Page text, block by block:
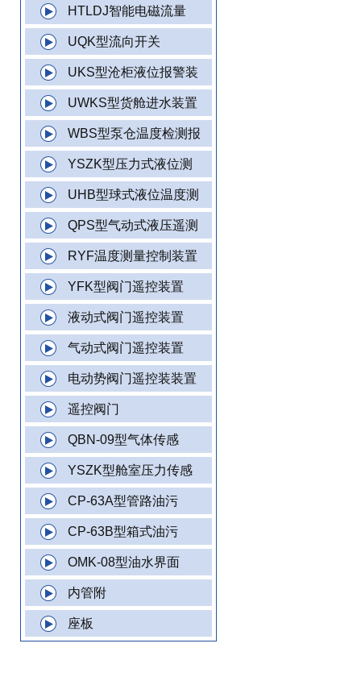
HTLDJ智能电磁流量
UQK型流向开关
UKS型沧柜液位报警装
UWKS型货舱进水装置
WBS型泵仓温度检测报
YSZK型压力式液位测
UHB型球式液位温度测
QPS型气动式液压遥测
RYF温度测量控制装置
YFK型阀门遥控装置
液动式阀门遥控装置
气动式阀门遥控装置
电动势阀门遥控装装置
遥控阀门
QBN-09型气体传感
YSZK型舱室压力传感
CP-63A型管路油污
CP-63B型箱式油污
OMK-08型油水界面
内管附
座板